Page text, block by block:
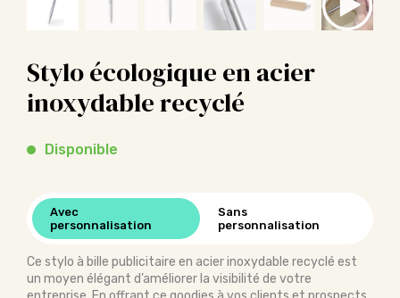
Stylo écologique en acier
inoxydable recyclé
Disponible
Avec
personnalisation
Sans
personnalisation
Ce stylo à bille publicitaire en acier inoxydable recyclé est
un moyen élégant d’améliorer la visibilité de votre